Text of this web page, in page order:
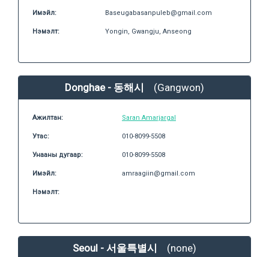
Имэйл: Baseugabasanpuleb@gmail.com
Нэмэлт: Yongin, Gwangju, Anseong
Donghae - 동해시 (Gangwon)
Ажилтан: Saran Amarjargal
Утас: 010-8099-5508
Унааны дугаар: 010-8099-5508
Имэйл: amraagiin@gmail.com
Нэмэлт:
Seoul - 서울특별시 (none)